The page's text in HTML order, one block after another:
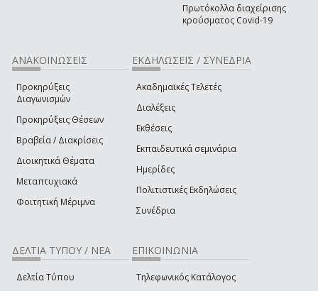
Πρωτόκολλα διαχείρισης
κρούσματος Covid-19
ΑΝΑΚΟΙΝΩΣΕΙΣ
Προκηρύξεις
Διαγωνισμών
Προκηρύξεις Θέσεων
Βραβεία / Διακρίσεις
Διοικητικά Θέματα
Μεταπτυχιακά
Φοιτητική Μέριμνα
ΕΚΔΗΛΩΣΕΙΣ / ΣΥΝΕΔΡΙΑ
Ακαδημαϊκές Τελετές
Διαλέξεις
Εκθέσεις
Εκπαιδευτικά σεμινάρια
Ημερίδες
Πολιτιστικές Εκδηλώσεις
Συνέδρια
ΔΕΛΤΙΑ ΤΥΠΟΥ / ΝΕΑ
Δελτία Τύπου
ΕΠΙΚΟΙΝΩΝΙΑ
Τηλεφωνικός Κατάλογος